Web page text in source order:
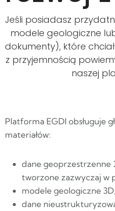
Jeśli posiadasz
modele geologiczne
dokumenty), które
z przyjemnością
naszej
Platforma EGDI obsługuje
materiałów:
dane geoprzestrzenne
tworzone zazwyczaj w
modele geologiczne
dane